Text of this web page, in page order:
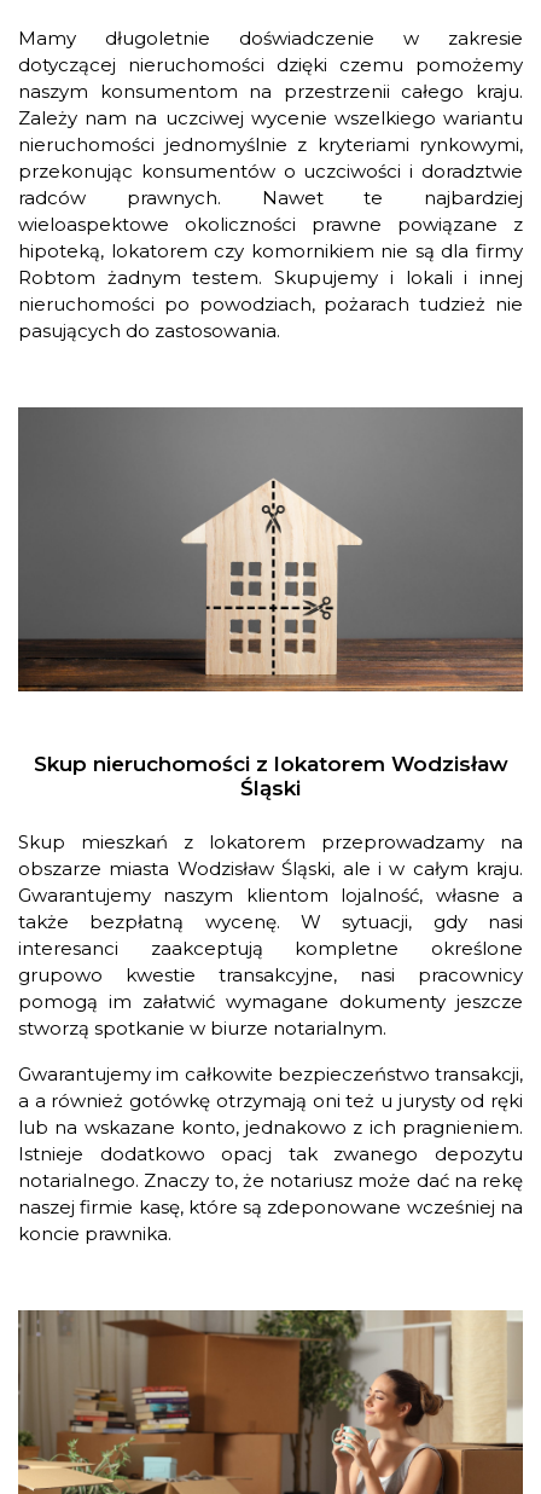
Mamy długoletnie doświadczenie w zakresie
dotyczącej nieruchomości dzięki czemu pomożemy
naszym konsumentom na przestrzenii całego kraju.
Zależy nam na uczciwej wycenie wszelkiego wariantu
nieruchomości jednomyślnie z kryteriami rynkowymi,
przekonując konsumentów o uczciwości i doradztwie
radców prawnych. Nawet te najbardziej
wieloaspektowe okoliczności prawne powiązane z
hipoteką, lokatorem czy komornikiem nie są dla firmy
Robtom żadnym testem. Skupujemy i lokali i innej
nieruchomości po powodziach, pożarach tudzież nie
pasujących do zastosowania.
Skup nieruchomości z lokatorem Wodzisław
Śląski
Skup mieszkań z lokatorem przeprowadzamy na
obszarze miasta Wodzisław Śląski, ale i w całym kraju.
Gwarantujemy naszym klientom lojalność, własne a
także bezpłatną wycenę. W sytuacji, gdy nasi
interesanci zaakceptują kompletne określone
grupowo kwestie transakcyjne, nasi pracownicy
pomogą im załatwić wymagane dokumenty jeszcze
stworzą spotkanie w biurze notarialnym.
Gwarantujemy im całkowite bezpieczeństwo transakcji,
a a również gotówkę otrzymają oni też u jurysty od ręki
lub na wskazane konto, jednakowo z ich pragnieniem.
Istnieje dodatkowo opacj tak zwanego depozytu
notarialnego. Znaczy to, że notariusz może dać na rekę
naszej firmie kasę, które są zdeponowane wcześniej na
koncie prawnika.